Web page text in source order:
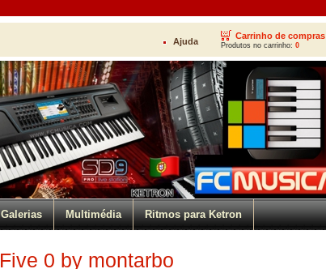
Ajuda
Carrinho de compras
Produtos no carrinho: 0
Galerias Multimédia Ritmos para Ketron
Five 0 by montarbo